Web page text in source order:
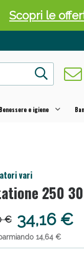
Benessere e igiene
vari
250
€ 34,16 €
14,64 €
Scopri le
Sconti